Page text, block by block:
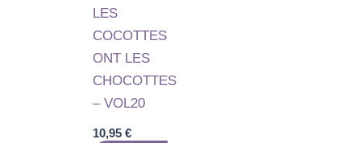
LES
COCOTTES
ONT LES
CHOCOTTES
– VOL20
10,95€